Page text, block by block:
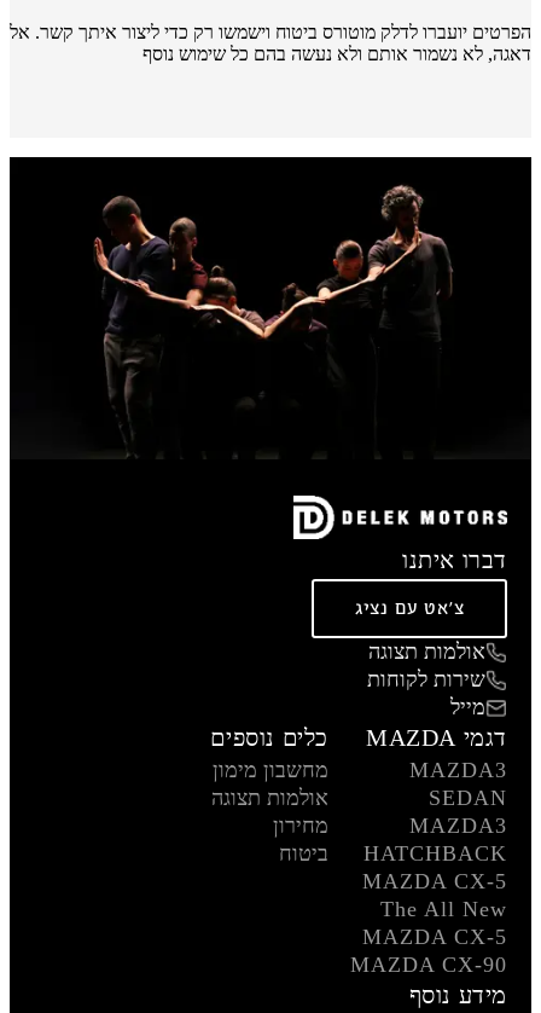
יועברו לדלק מוטורס ביטוח וישמשו רק כדי ליצור איתך קשר. אל
לא נשמור אותם ולא נעשה בהם כל שימוש נוסף
דברו איתנו
צ'אט עם נציג
אולמות תצוגה
שירות לקוחות
מייל
דגמי MAZDA
MAZDA3
SEDAN
MAZDA3
HATCHBACK
MAZDA CX-5
The All New
MAZDA CX-5
MAZDA CX-90
כלים נוספים
מחשבון מימון
אולמות תצוגה
מחירון
ביטוח
מידע נוסף